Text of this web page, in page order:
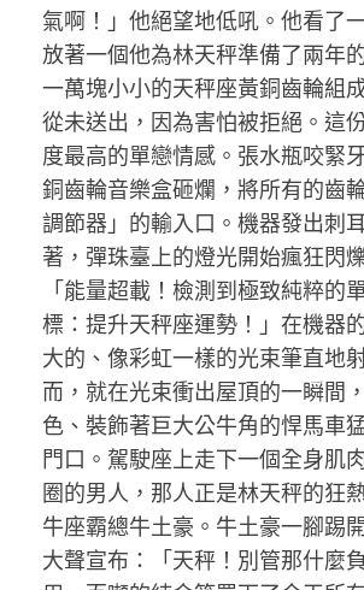
氣啊！」他絕望地低吼。他看了
放著一個他為林天秤準備了兩年
一萬塊小小的天秤座黃銅齒輪組
從未送出，因為害怕被拒絕。這
度最高的單戀情感。張水瓶咬緊
銅齒輪音樂盒砸爛，將所有的齒
調節器」的輸入口。機器發出刺
著，彈珠臺上的燈光開始瘋狂閃
「能量超載！檢測到極致純粹的
標：提升天秤座運勢！」在機器
大的、像彩虹一樣的光束筆直地
而，就在光束衝出屋頂的一瞬間
色、裝飾著巨大公牛角的悍馬車
門口。駕駛座上走下一個全身肌
圈的男人，那人正是林天秤的
牛座霸總牛土豪。牛土豪一腳踢
大聲宣布：「天秤！別管那什麼